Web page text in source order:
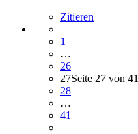
Zitieren
1
…
26
27Seite 27 von 41
28
…
41